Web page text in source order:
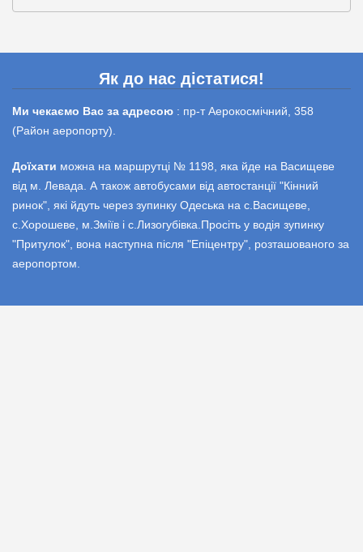
Як до нас дістатися!
Ми чекаємо Вас за адресою : пр-т Аерокосмічний, 358
(Район аеропорту).
Доїхати можна на маршрутці № 1198, яка йде на Васищеве
від м. Левада. А також автобусами від автостанції "Кінний
ринок", які йдуть через зупинку Одеська на с.Васищеве,
с.Хорошеве, м.Зміїв і с.Лизогубівка.Просіть у водія зупинку
"Притулок", вона наступна після "Епіцентру", розташованого за
аеропортом.